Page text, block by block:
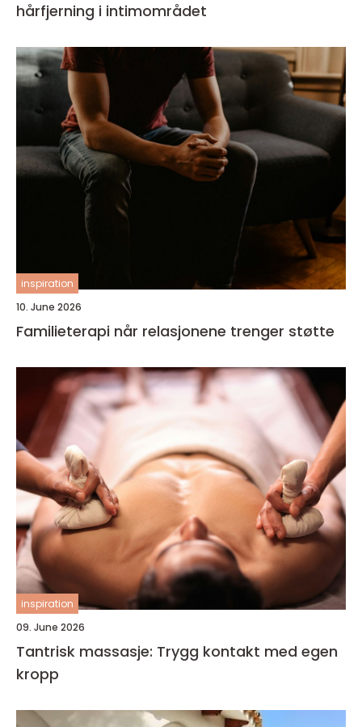
hårfjerning i intimområdet
inspiration
10. June 2026
Familieterapi når relasjonene trenger støtte
inspiration
09. June 2026
Tantrisk massasje: Trygg kontakt med egen
kropp